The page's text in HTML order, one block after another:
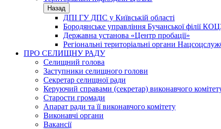
Назад
ДПІ ГУ ДПС у Київській області
Бородянське управління Бучанської філії
Державна установа «Центр пробації»
Регіональні територіальні органи
ПРО СЕЛИЩНУ РАДУ
Селищний голова
Заступники селищного голови
Секретар селищної ради
Керуючий справами (секретар) виконавчого
Старости громади
Апарат ради та її виконавчого комітету
Виконавчі органи
Вакансії